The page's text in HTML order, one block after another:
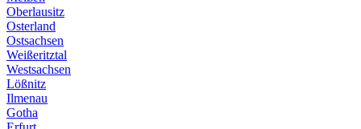
Oberlausitz
Osterland
Ostsachsen
Weißeritztal
Westsachsen
Lößnitz
Ilmenau
Gotha